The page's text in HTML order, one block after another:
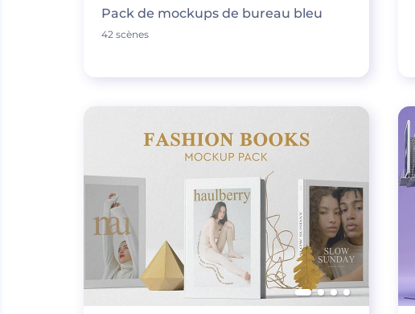
Pack de mockups de bureau bleu
42 scènes